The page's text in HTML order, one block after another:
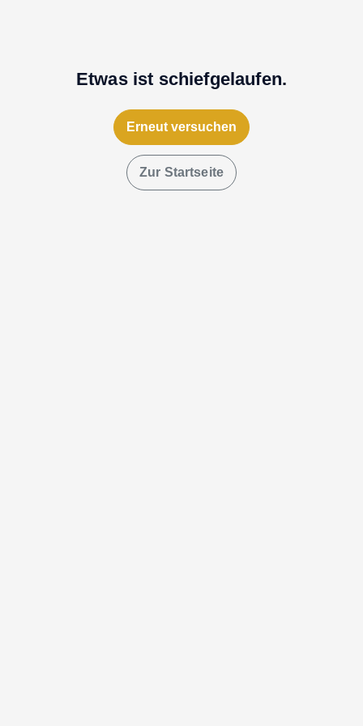
Etwas ist schiefgelaufen.
Erneut versuchen
Zur Startseite